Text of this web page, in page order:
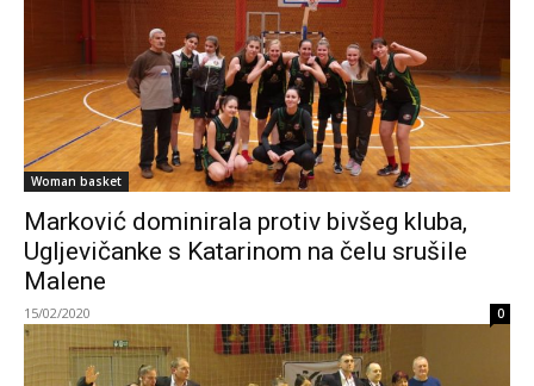
Woman basket
Marković dominirala protiv bivšeg kluba,
Ugljevičanke s Katarinom na čelu srušile
Malene
15/02/2020 0